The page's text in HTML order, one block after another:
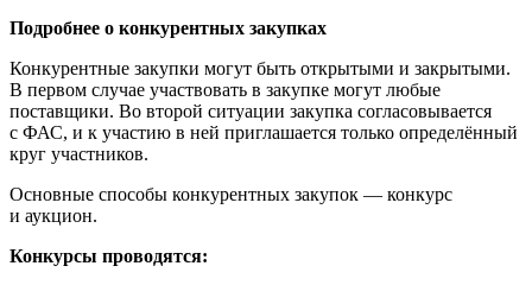
Подробнее о конкурентных закупках
Конкурентные закупки могут быть открытыми и закрытыми.
В первом случае участвовать в закупке могут любые
поставщики. Во второй ситуации закупка согласовывается
с ФАС, и к участию в ней приглашается только определённый
круг участников.
Основные способы конкурентных закупок — конкурс
и аукцион.
Конкурсы проводятся: